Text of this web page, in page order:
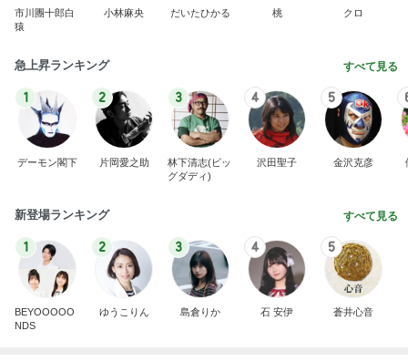
市川團十郎白
猿
小林麻央 だいたひかる 桃 クロ
急上昇ランキング すべて見る
1
デーモン閣下
2
片岡愛之助
3
林下清志(ビッ
グダディ)
4
沢田聖子
5
金沢克彦
新登場ランキング すべて見る
1
BEYOOOOO
NDS
2
ゆうこりん
3
島倉りか
4
石 安伊
5
蒼井心音